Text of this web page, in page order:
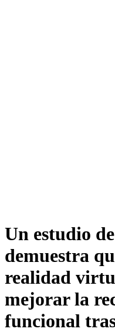
Un estudio
demuestra
realidad
mejorar la
funcional